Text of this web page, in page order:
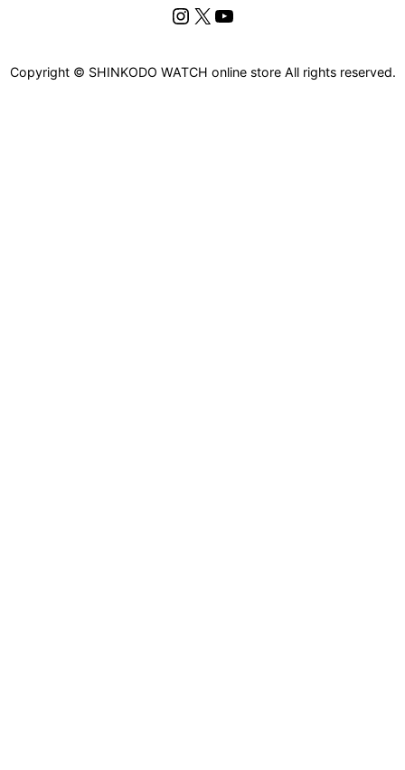
Instagram
X YouTube
Copyright © SHINKODO WATCH online store All rights reserved.